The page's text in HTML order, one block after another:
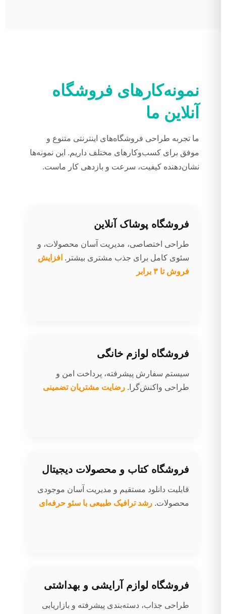
نمونه‌کارهای فروشگاه
آنلاین ما
ما تجربه طراحی فروشگاه‌های اینترنتی متنوع و
موفق برای کسب‌وکارهای مختلف داریم. این نمونه‌ها
نشان‌دهنده کیفیت، سرعت و بازدهی کار ماست.
فروشگاه پوشاک آنلاین
طراحی اختصاصی، مدیریت آسان محصولات، و
سئوی کامل برای جذب مشتری بیشتر. افزایش
فروش تا ۳ برابر
فروشگاه لوازم خانگی
سیستم سفارش پیشرفته، پرداخت امن و
طراحی واکنش‌گرا. رضایت مشتریان تضمینی
فروشگاه کتاب و محصولات دیجیتال
قابلیت دانلود مستقیم و مدیریت آسان موجودی
محصولات. رشد ترافیک طبیعی با سئو حرفه‌ای
فروشگاه لوازم آرایشی و بهداشتی
طراحی جذاب، دسته‌بندی پیشرفته و بازاریابی